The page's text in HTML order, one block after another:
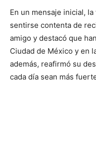
En un mensaje inicial,
sentirse contenta de
amigo y destacó que
Ciudad de México y en
además, reafirmó su
cada día sean más